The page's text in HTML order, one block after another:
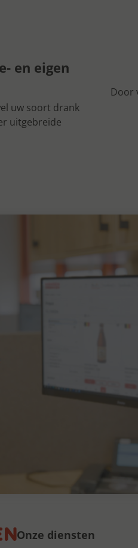
en eigen
uw soort drank
uitgebreide
Door
Onze diensten